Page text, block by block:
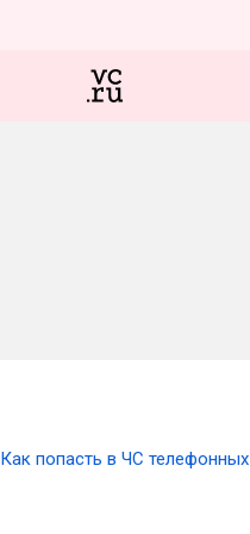
Как попасть в ЧС телефонных